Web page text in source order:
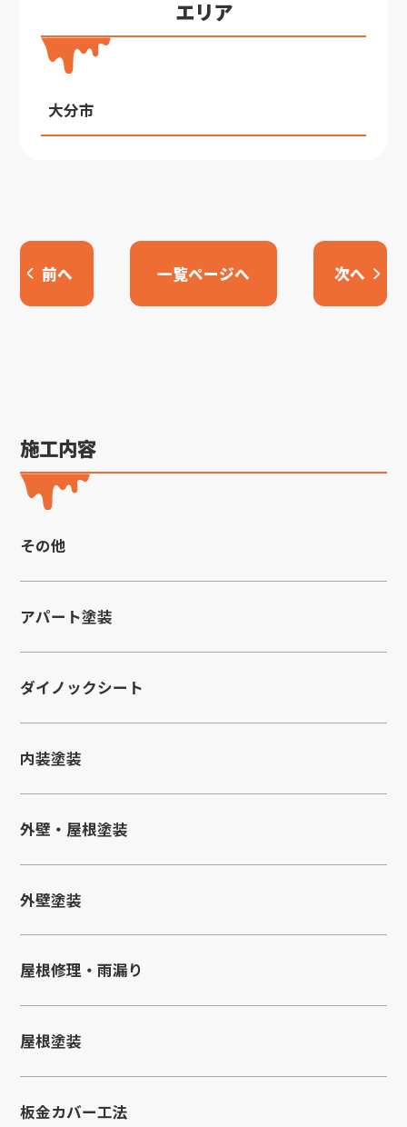
エリア
大分市
前へ 一覧ページへ 次へ
施工内容
その他
アパート塗装
ダイノックシート
内装塗装
外壁・屋根塗装
外壁塗装
屋根修理・雨漏り
屋根塗装
板金カバー工法